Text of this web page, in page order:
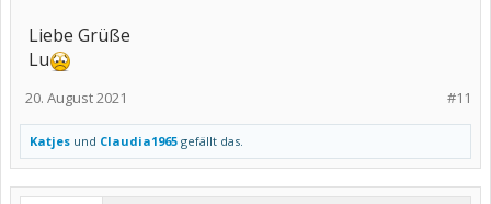
Liebe Grüße
Lu
#11
20. August 2021
Katjes und Claudia1965 gefällt das.